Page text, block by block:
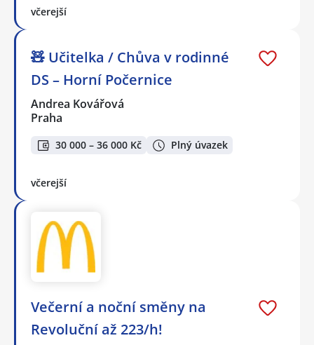
včerejší
🧸 Učitelka / Chůva v rodinné
DS – Horní Počernice
Andrea Kovářová
Praha
30 000 – 36 000 Kč Plný úvazek
včerejší
Večerní a noční směny na
Revoluční až 223/h!